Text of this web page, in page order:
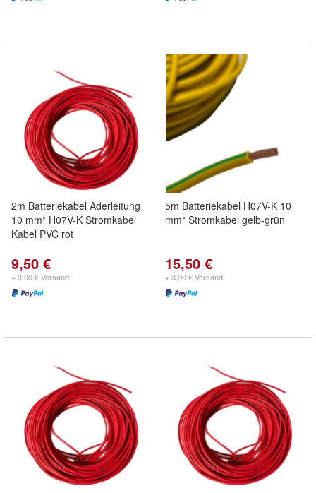
2m Batteriekabel Aderleitung
10 mm² H07V-K Stromkabel
Kabel PVC rot
9,50 €
+ 3,90 € Versand
5m Batteriekabel H07V-K 10
mm² Stromkabel gelb-grün
15,50 €
+ 3,90 € Versand